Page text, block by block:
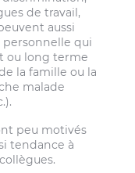
de travail,
aussi
personnelle qui
ou long terme
la famille ou la
malade
peu motivés
tendance à